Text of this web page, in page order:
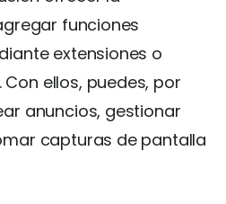
funciones
extensiones o
ellos, puedes, por
anuncios, gestionar
capturas de pantalla